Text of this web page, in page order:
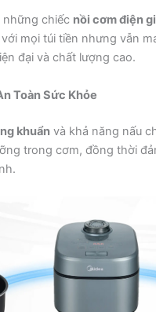
chiếc nồi cơm điện
mọi túi tiền nhưng vẫn
đại và chất lượng cao.
Toàn Sức Khỏe
khuẩn và khả năng nấu
trong cơm, đồng thời